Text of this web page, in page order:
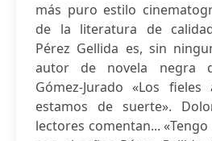
más puro estilo
de la literatura de
Pérez Gellida es, sin
autor de novela negra
Gómez-Jurado «Los
estamos de suerte».
lectores comentan...